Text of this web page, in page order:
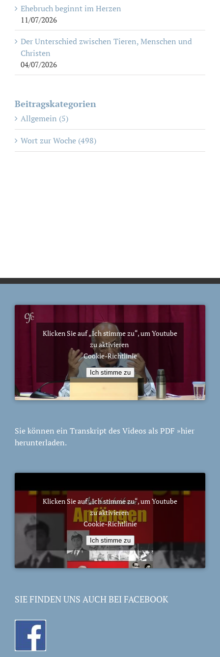
Ehebruch beginnt im Herzen
11/07/2026
Der Unterschied zwischen Tieren, Menschen und
Christen
04/07/2026
Beitragskategorien
Allgemein (5)
Wort zur Woche (498)
Klicken Sie auf „Ich stimme zu“, um Youtube
zu aktivieren
Cookie-Richtlinie
Ich stimme zu
Sie können ein Transkript des Videos als PDF »hier
herunterladen.
Klicken Sie auf „Ich stimme zu“, um Youtube
zu aktivieren
Cookie-Richtlinie
Ich stimme zu
SIE FINDEN UNS AUCH BEI FACEBOOK